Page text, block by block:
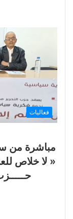
فعاليات
مباشرة من
« لا خلاص